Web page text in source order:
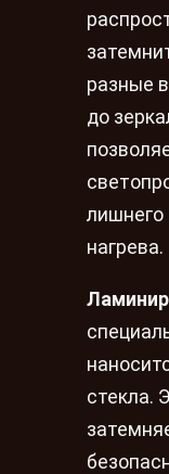
разные
до
лишнего
нагрева.
стекла.